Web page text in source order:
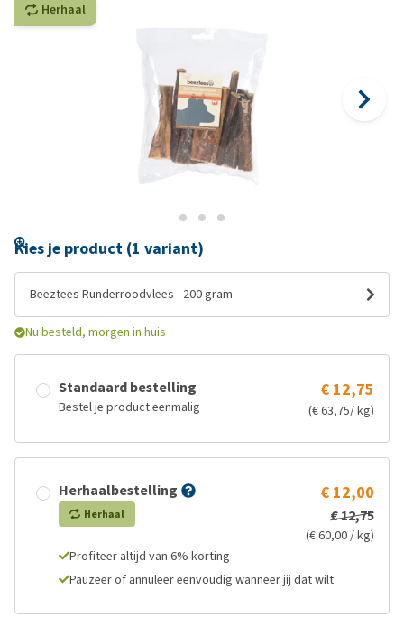
Herhaal
Kies je product (1 variant)
Beeztees Runderroodvlees - 200 gram
Nu besteld, morgen in huis
Standaard bestelling
Bestel je product eenmalig
€ 12,75
(€ 63,75/ kg)
Herhaalbestelling
Herhaal
€ 12,00
€ 12,75
(€ 60,00 / kg)
Profiteer altijd van 6% korting
Pauzeer of annuleer eenvoudig wanneer jij dat wilt